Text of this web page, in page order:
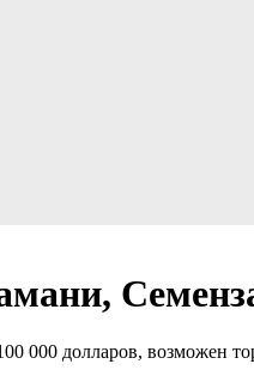
долларов, возможен